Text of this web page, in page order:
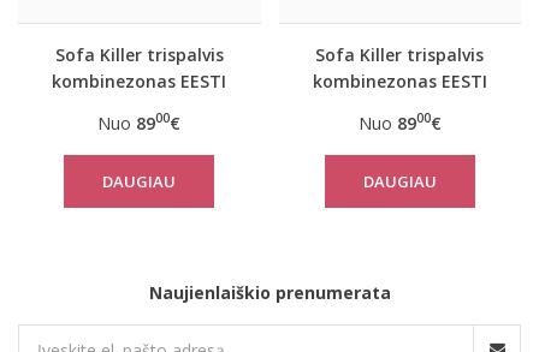
Sofa Killer trispalvis
kombinezonas EESTI
Nuo 8900€
DAUGIAU
Sofa Killer trispalvis
kombinezonas EESTI
Nuo 8900€
DAUGIAU
Naujienlaiškio prenumerata